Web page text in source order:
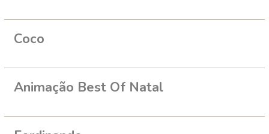
Coco
Animação Best Of Natal